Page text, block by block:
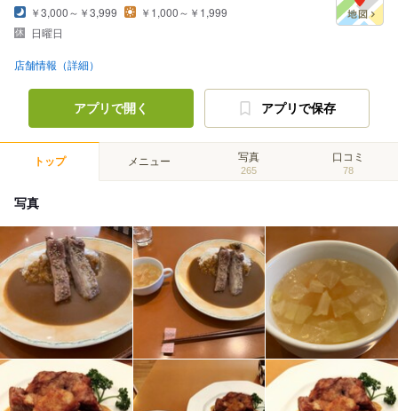
￥3,000～￥3,999
￥1,000～￥1,999
日曜日
店舗情報（詳細）
アプリで開く アプリで保存
トップ メニュー 写真
265
口コミ
78
写真